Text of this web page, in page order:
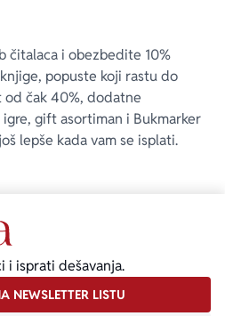
čitalaca i obezbedite 10%
popuste koji rastu do
od čak 40%, dodatne
gift asortiman i Bukmarker
lepše kada vam se isplati.
i isprati dešavanja.
NEWSLETTER LISTU